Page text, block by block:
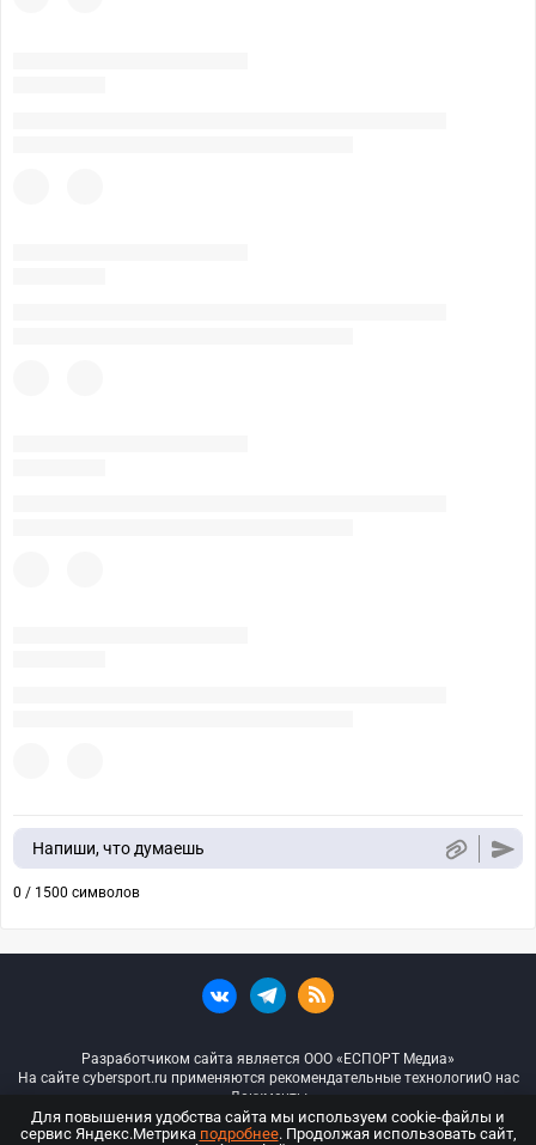
Напиши, что думаешь
0 / 1500 символов
Разработчиком сайта является ООО «ЕСПОРТ Медиа»
На сайте cybersport.ru применяются рекомендательные технологииО нас
Документы
© ООО «Киберспорт.ру» — Все права защищены
Для повышения удобства сайта мы используем cookie-файлы и
сервис Яндекс.Метрика подробнее. Продолжая использовать сайт,